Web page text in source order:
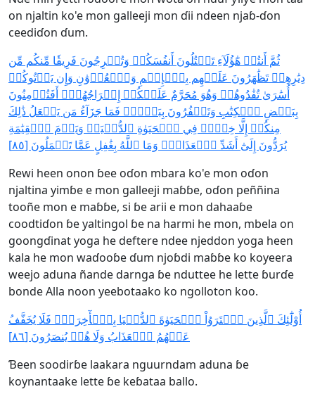
on njaltin ko'e mon galleeji mon ɗii ndeen njaɓ-ɗon
ceediɗon ɗum.
ثُمَّ أَنتُمۡ هَٰٓؤُلَآءِ تَقۡتُلُونَ أَنفُسَكُمۡ وَتُخۡرِجُونَ فَرِيقٗا مِّنكُم مِّن
دِيَٰرِهِمۡ تَظَٰهَرُونَ عَلَيۡهِم بِٱلۡإِثۡمِ وَٱلۡعُدۡوَٰنِ وَإِن يَأۡتُوكُمۡ
أُسَٰرَىٰ تُفَٰدُوهُمۡ وَهُوَ مُحَرَّمٌ عَلَيۡكُمۡ إِخۡرَاجُهُمۡۚ أَفَتُؤۡمِنُونَ
بِبَعۡضِ ٱلۡكِتَٰبِ وَتَكۡفُرُونَ بِبَعۡضٖۚ فَمَا جَزَآءُ مَن يَفۡعَلُ ذَٰلِكَ
مِنكُمۡ إِلَّا خِزۡيٞ فِي ٱلۡحَيَوٰةِ ٱلدُّنۡيَاۖ وَيَوۡمَ ٱلۡقِيَٰمَةِ
يُرَدُّونَ إِلَىٰٓ أَشَدِّ ٱلۡعَذَابِۗ وَمَا ٱللَّهُ بِغَٰفِلٍ عَمَّا تَعۡمَلُونَ [٨٥]
Rewi heen onon ɓee oɗon mbara ko'e mon oɗon
njaltina yimɓe e mon galleeji maɓɓe, oɗon peññina
tooñe mon e maɓɓe, si ɓe arii e mon dahaaɓe
coodtiɗon ɓe yaltingol ɓe na harmi he mon, mbela on
goongɗinat yoga he deftere ndee njeddon yoga heen
kala he mon waɗooɓe ɗum njoɓdi maɓɓe ko koyeera
weejo aduna ñande darnga ɓe nduttee he lette ɓurɗe
bonde Alla noon yeebotaako ko ngolloton koo.
أُوْلَٰٓئِكَ ٱلَّذِينَ ٱشۡتَرَوُاْ ٱلۡحَيَوٰةَ ٱلدُّنۡيَا بِٱلۡأٓخِرَةِۖ فَلَا يُخَفَّفُ
عَنۡهُمُ ٱلۡعَذَابُ وَلَا هُمۡ يُنصَرُونَ [٨٦]
Ɓeen soodirɓe laakara nguurndam aduna ɓe
koynantaake lette ɓe keɓataa ballo.